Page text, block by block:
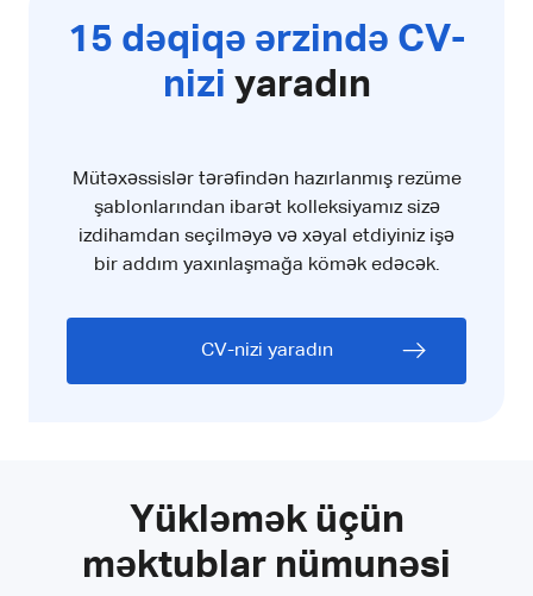
15 dəqiqə ərzində CV-
nizi yaradın
Mütəxəssislər tərəfindən hazırlanmış rezüme
şablonlarından ibarət kolleksiyamız sizə
izdihamdan seçilməyə və xəyal etdiyiniz işə
bir addım yaxınlaşmağa kömək edəcək.
CV-nizi yaradın
Yükləmək üçün
məktublar nümunəsi